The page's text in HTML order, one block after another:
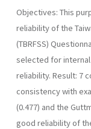
Objectives: This
reliability of the
(TBRFSS)
selected for
reliability. Result: 7
consistency with
(0.477) and the
good reliability of